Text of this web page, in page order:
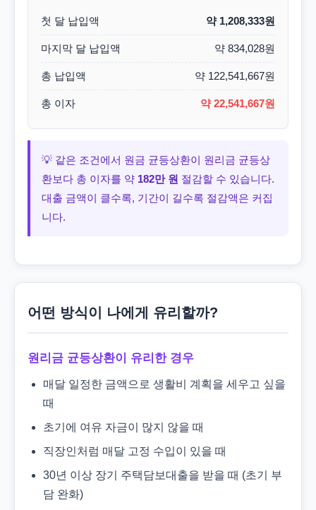
첫 달 납입액 약 1,208,333원
마지막 달 납입액 약 834,028원
총 납입액 약 122,541,667원
총 이자 약 22,541,667원
💡 같은 조건에서 원금 균등상환이 원리금 균등상
환보다 총 이자를 약 182만 원 절감할 수 있습니다.
대출 금액이 클수록, 기간이 길수록 절감액은 커집
니다.
어떤 방식이 나에게 유리할까?
원리금 균등상환이 유리한 경우
매달 일정한 금액으로 생활비 계획을 세우고 싶을
때
초기에 여유 자금이 많지 않을 때
직장인처럼 매달 고정 수입이 있을 때
30년 이상 장기 주택담보대출을 받을 때 (초기 부
담 완화)